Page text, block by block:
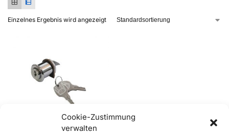
Cookie-Zustimmung
verwalten
Einzelnes Ergebnis wird angezeigt